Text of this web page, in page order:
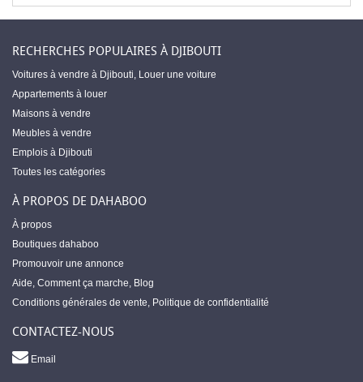
RECHERCHES POPULAIRES À DJIBOUTI
Voitures à vendre à Djibouti, Louer une voiture
Appartements à louer
Maisons à vendre
Meubles à vendre
Emplois à Djibouti
Toutes les catégories
À PROPOS DE DAHABOO
À propos
Boutiques dahaboo
Promouvoir une annonce
Aide, Comment ça marche, Blog
Conditions générales de vente, Politique de confidentialité
CONTACTEZ-NOUS
Email